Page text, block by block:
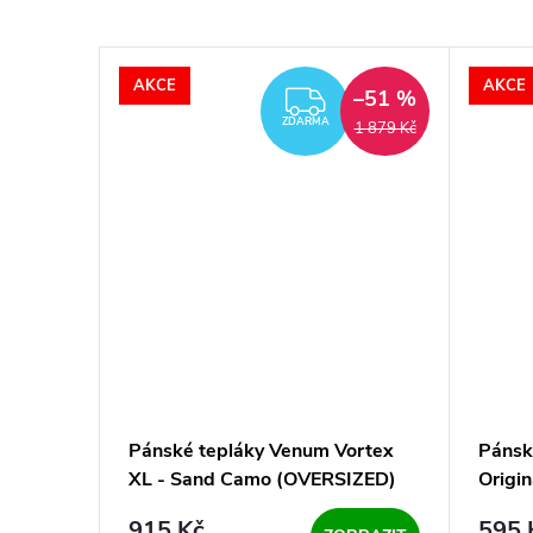
AKCE
ZDARMA
ZDARMA 1 879 Kč
–51 %
Pánské tepláky Venum Vortex
XL - Sand Camo (OVERSIZED)
AKCE